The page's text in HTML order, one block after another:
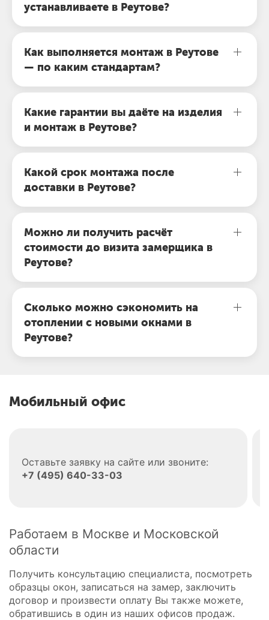
устанавливаете в Реутове?
Как выполняется монтаж в Реутове
— по каким стандартам?
Какие гарантии вы даёте на изделия
и монтаж в Реутове?
Какой срок монтажа после
доставки в Реутове?
Можно ли получить расчёт
стоимости до визита замерщика в
Реутове?
Сколько можно сэкономить на
отоплении с новыми окнами в
Реутове?
Мобильный офис
Оставьте заявку на сайте или звоните:
+7 (495) 640-33-03
Работаем в Москве и Московской
области
Получить консультацию специалиста, посмотреть
образцы окон, записаться на замер, заключить
договор и произвести оплату Вы также можете,
обратившись в один из наших офисов продаж.